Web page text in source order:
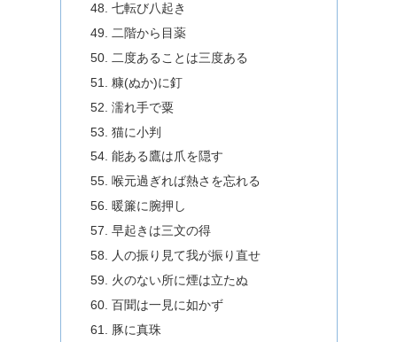
七転び八起き
二階から目薬
二度あることは三度ある
糠(ぬか)に釘
濡れ手で粟
猫に小判
能ある鷹は爪を隠す
喉元過ぎれば熱さを忘れる
暖簾に腕押し
早起きは三文の得
人の振り見て我が振り直せ
火のない所に煙は立たぬ
百聞は一見に如かず
豚に真珠